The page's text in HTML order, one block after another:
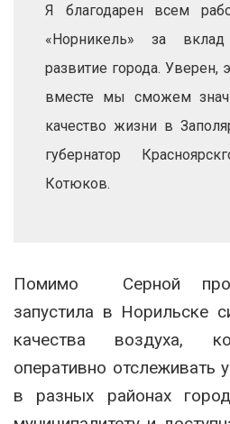
Я благодарен всем
«Норникель» за
развитие города. Уверен,
вместе мы сможем
качество жизни в
губернатор
Котюков.
Помимо Серной
запустила в Норильске
качества воздуха,
оперативно отслеживать
в разных районах